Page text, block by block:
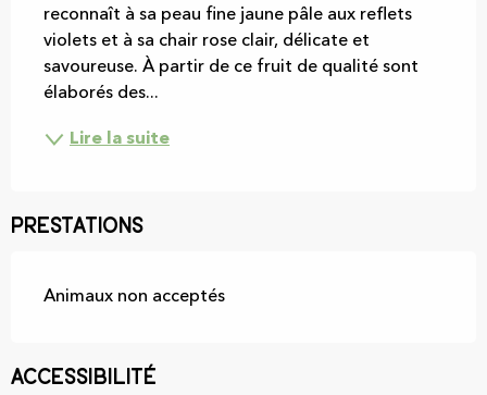
reconnaît à sa peau fine jaune pâle aux reflets
violets et à sa chair rose clair, délicate et
savoureuse. À partir de ce fruit de qualité sont
élaborés des...
Lire la suite
Prestations
Animaux non acceptés
Accessibilité